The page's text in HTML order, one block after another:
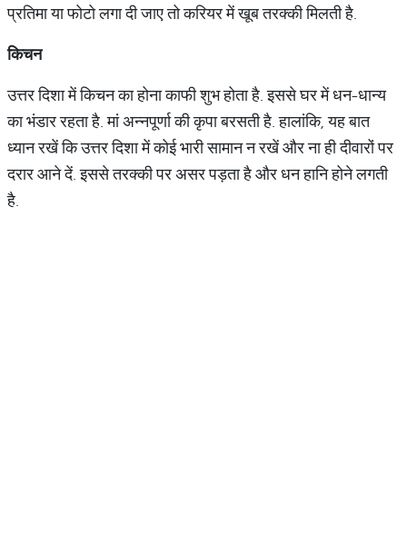
प्रतिमा या फोटो लगा दी जाए तो करियर में खूब तरक्‍की मिलती है.
किचन
उत्तर दिशा में किचन का होना काफी शुभ होता है. इससे घर में धन-धान्‍य
का भंडार रहता है. मां अन्नपूर्णा की कृपा बरसती है. हालांकि, यह बात
ध्यान रखें कि उत्तर दिशा में कोई भारी सामान न रखें और ना ही दीवारों पर
दरार आने दें. इससे तरक्की पर असर पड़ता है और धन हानि होने लगती
है.